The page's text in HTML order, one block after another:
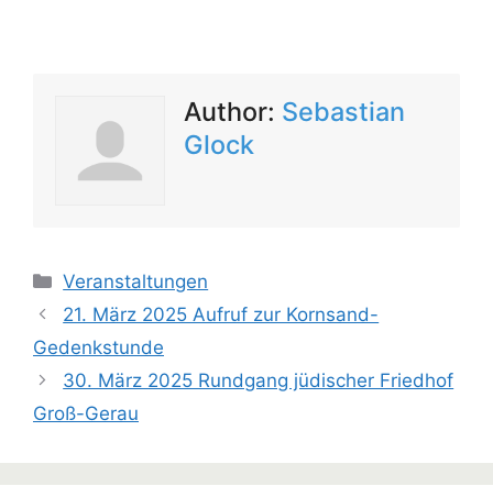
Author: Sebastian
Glock
Kategorien
Veranstaltungen
21. März 2025 Aufruf zur Kornsand-
Gedenkstunde
30. März 2025 Rundgang jüdischer Friedhof
Groß-Gerau